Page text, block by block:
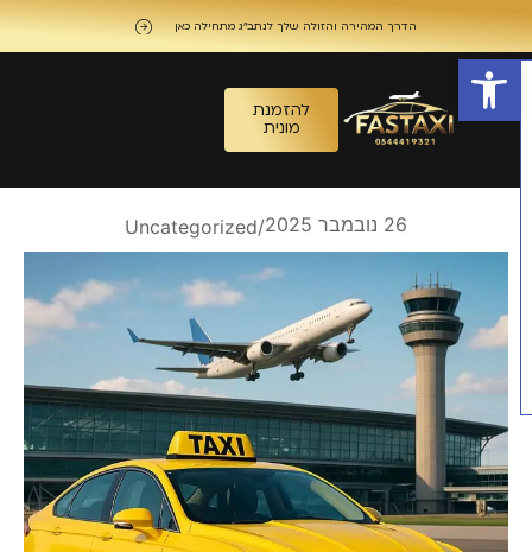
פתח סרגל נגישות
הדרך המהירה והזולה שלך לנתב"ג מתחילה כאן
להזמנת
מונית
26 נובמבר 2025 /
Uncategorized